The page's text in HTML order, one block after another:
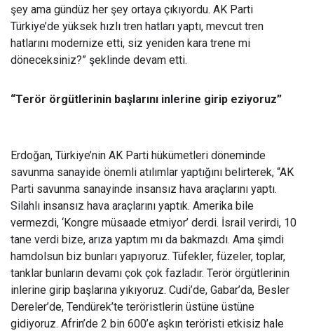
şey ama gündüz her şey ortaya çıkıyordu. AK Parti
Türkiye’de yüksek hızlı tren hatları yaptı, mevcut tren
hatlarını modernize etti, siz yeniden kara trene mi
döneceksiniz?” şeklinde devam etti.
“Terör örgütlerinin başlarını inlerine girip eziyoruz”
Erdoğan, Türkiye’nin AK Parti hükümetleri döneminde
savunma sanayide önemli atılımlar yaptığını belirterek, “AK
Parti savunma sanayinde insansız hava araçlarını yaptı.
Silahlı insansız hava araçlarını yaptık. Amerika bile
vermezdi, ‘Kongre müsaade etmiyor’ derdi. İsrail verirdi, 10
tane verdi bize, arıza yaptım mı da bakmazdı. Ama şimdi
hamdolsun biz bunları yapıyoruz. Tüfekler, füzeler, toplar,
tanklar bunların devamı çok çok fazladır. Terör örgütlerinin
inlerine girip başlarına yıkıyoruz. Cudi’de, Gabar’da, Besler
Dereler’de, Tendürek’te teröristlerin üstüne üstüne
gidiyoruz. Afrin’de 2 bin 600’e aşkın teröristi etkisiz hale